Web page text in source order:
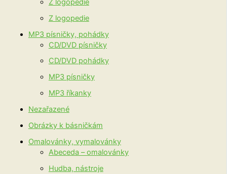
Ž logopedie
Z logopedie
MP3 písničky, pohádky
CD/DVD písničky
CD/DVD pohádky
MP3 písničky
MP3 říkanky
Nezařazené
Obrázky k básničkám
Omalovánky, vymalovánky
Abeceda – omalovánky
Hudba, nástroje